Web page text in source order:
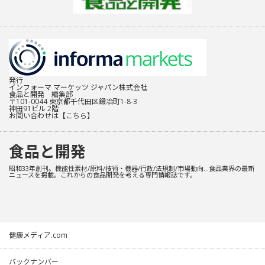
発行
インフォーマ マーケッツ ジャパン株式会社
食品と開発 編集部
〒101-0044 東京都千代田区鍛冶町1-8-3
神田91ビル 2階
お問い合わせは 【こちら】
食品と開発
昭和33年創刊。機能性素材/原料/技術・機器/行政/法規制/市場動向…食品業界の最新
ニュースを掲載。これからの食品開発を考える専門情報誌です。
健康メディア.com
バックナンバー